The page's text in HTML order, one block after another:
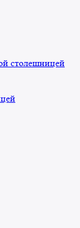
столешницей